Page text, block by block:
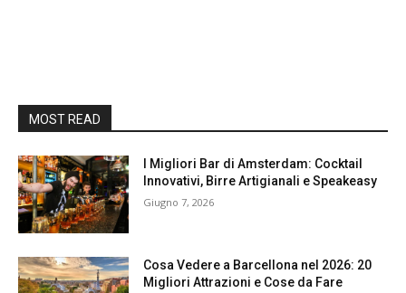
MOST READ
I Migliori Bar di Amsterdam: Cocktail
Innovativi, Birre Artigianali e Speakeasy
Giugno 7, 2026
Cosa Vedere a Barcellona nel 2026: 20
Migliori Attrazioni e Cose da Fare